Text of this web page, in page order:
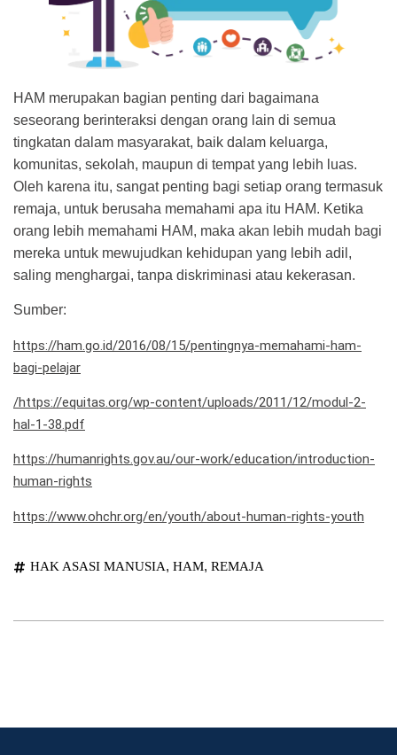
HAM merupakan bagian penting dari bagaimana
seseorang berinteraksi dengan orang lain di semua
tingkatan dalam masyarakat, baik dalam keluarga,
komunitas, sekolah, maupun di tempat yang lebih luas.
Oleh karena itu, sangat penting bagi setiap orang termasuk
remaja, untuk berusaha memahami apa itu HAM. Ketika
orang lebih memahami HAM, maka akan lebih mudah bagi
mereka untuk mewujudkan kehidupan yang lebih adil,
saling menghargai, tanpa diskriminasi atau kekerasan.
Sumber:
https://ham.go.id/2016/08/15/pentingnya-memahami-ham-
bagi-pelajar
/https://equitas.org/wp-content/uploads/2011/12/modul-2-
hal-1-38.pdf
https://humanrights.gov.au/our-work/education/introduction-
human-rights
https://www.ohchr.org/en/youth/about-human-rights-youth
HAK ASASI MANUSIA, HAM, REMAJA